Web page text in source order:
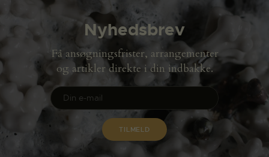
Nyhedsbrev
Få ansøgningsfrister, arrangementer
og artikler direkte i din indbakke.